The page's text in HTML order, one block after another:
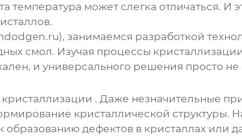
температура может слегка отличаться. И
занимаемся разработкой
смол. Изучая процессы
и универсального решения просто не
кристаллизации . Даже незначительные
кристаллической структуры.
дефектов в кристаллах или